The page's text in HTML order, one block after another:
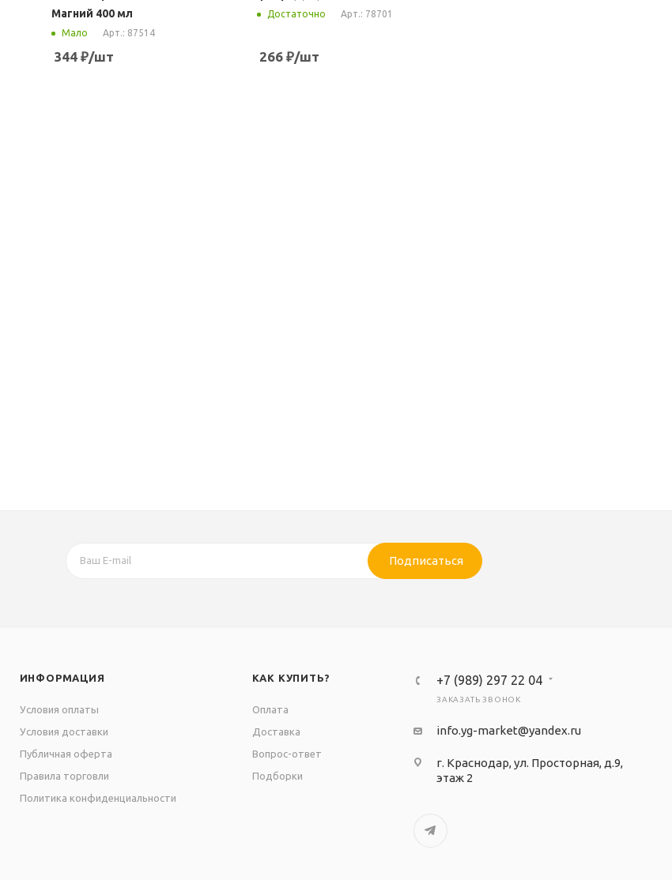
Магний 400 мл
Мало Арт.: 87514
344₽/шт
Достаточно Арт.: 78701
266₽/шт
Подписаться
ИНФОРМАЦИЯ
Условия оплаты
Условия доставки
Публичная оферта
Правила торговли
Политика конфиденциальности
КАК КУПИТЬ?
Оплата
Доставка
Вопрос-ответ
Подборки
+7 (989) 297 22 04
ЗАКАЗАТЬ ЗВОНОК
info.yg-market@yandex.ru
г. Краснодар, ул. Просторная, д.9,
этаж 2